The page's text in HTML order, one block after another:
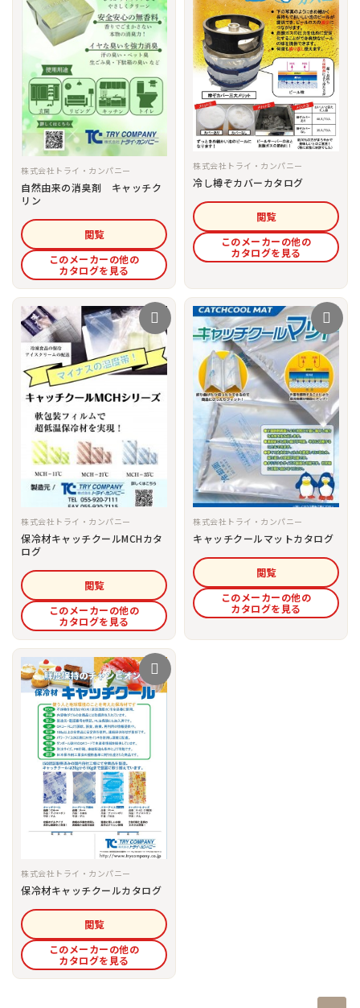
株式会社トライ・カンパニー
自然由来の消臭剤 キャッチク
リン
閲覧
このメーカーの他の
カタログを見る
株式会社トライ・カンパニー
冷し樽ぞカバーカタログ
閲覧
このメーカーの他の
カタログを見る
株式会社トライ・カンパニー
保冷材キャッチクールMCHカタ
ログ
閲覧
このメーカーの他の
カタログを見る
株式会社トライ・カンパニー
キャッチクールマットカタログ
閲覧
このメーカーの他の
カタログを見る
株式会社トライ・カンパニー
保冷材キャッチクールカタログ
閲覧
このメーカーの他の
カタログを見る